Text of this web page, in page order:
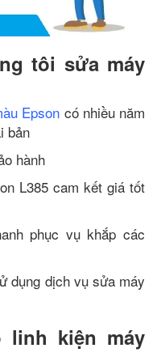
tôi sửa máy
Epson có nhiều năm
bản
hành
L385 cam kết giá tốt
phục vụ khắp các
dụng dịch vụ sửa máy
linh kiện máy